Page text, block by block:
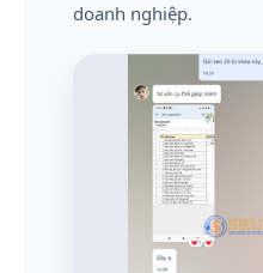
doanh nghiệp.